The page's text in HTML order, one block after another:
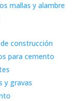
mallas y alambre
construcción
para cemento
y gravas